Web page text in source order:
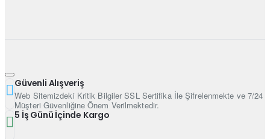
Güvenli Alışveriş
Web Sitemizdeki Kritik Bilgiler SSL Sertifika İle Şifrelenmekte ve 7/24
Müşteri Güvenliğine Önem Verilmektedir.
5 İş Günü İçinde Kargo